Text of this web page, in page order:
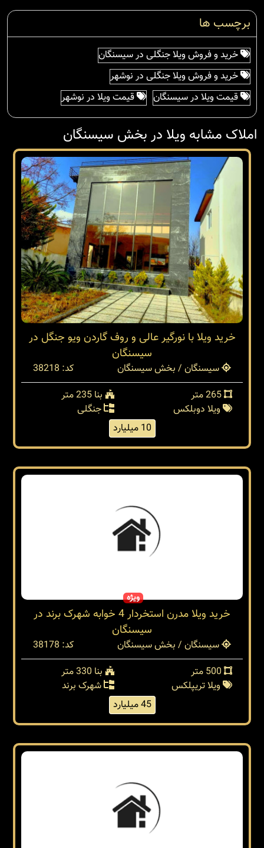
برچسب ها
خرید و فروش ویلا جنگلی در سیسنگان
خرید و فروش ویلا جنگلی در نوشهر
قیمت ویلا در سیسنگان
قیمت ویلا در نوشهر
املاک مشابه ویلا در بخش سیسنگان
خرید ویلا با نورگیر عالی و روف گاردن ویو جنگل در
سیسنگان
سیسنگان / بخش سیسنگان
کد: 38218
بنا 235 متر
ویلا دوبلکس
جنگلی
10 میلیارد
ویژه
خرید ویلا مدرن استخردار 4 خوابه شهرک برند در
سیسنگان
سیسنگان / بخش سیسنگان
کد: 38178
بنا 330 متر
ویلا تریپلکس
شهرک برند
45 میلیارد